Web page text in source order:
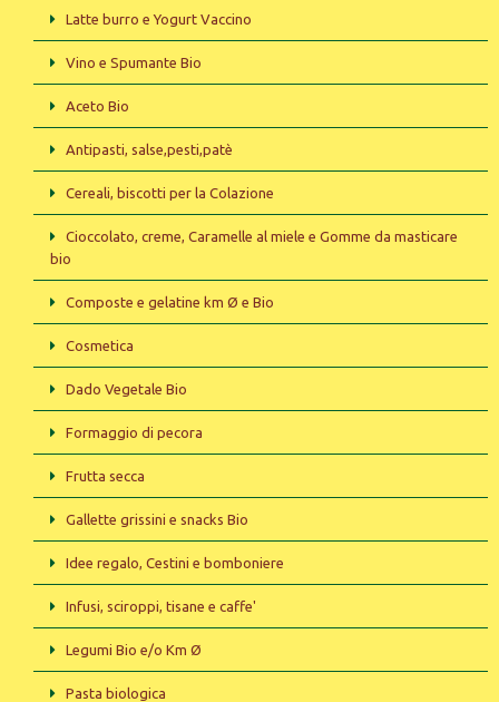
Latte burro e Yogurt Vaccino
Vino e Spumante Bio
Aceto Bio
Antipasti, salse,pesti,patè
Cereali, biscotti per la Colazione
Cioccolato, creme, Caramelle al miele e Gomme da masticare
bio
Composte e gelatine km Ø e Bio
Cosmetica
Dado Vegetale Bio
Formaggio di pecora
Frutta secca
Gallette grissini e snacks Bio
Idee regalo, Cestini e bomboniere
Infusi, sciroppi, tisane e caffe'
Legumi Bio e/o Km Ø
Pasta biologica